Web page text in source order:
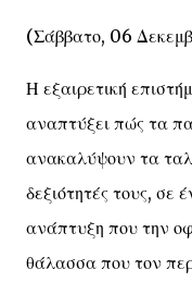
(Σάββατο, 06
Η εξαιρετική
αναπτύξει πώς τα
ανακαλύψουν τα
δεξιότητές τους, σε
ανάπτυξη που την
θάλασσα που τον